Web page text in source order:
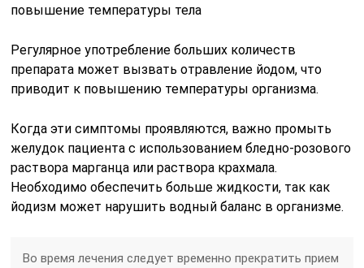
Регулярное употребление больших количеств
препарата может вызвать отравление йодом, что
приводит к повышению температуры организма.
Когда эти симптомы проявляются, важно промыть
желудок пациента с использованием бледно-розового
раствора марганца или раствора крахмала.
Необходимо обеспечить больше жидкости, так как
йодизм может нарушить водный баланс в организме.
Во время лечения следует временно прекратить прием